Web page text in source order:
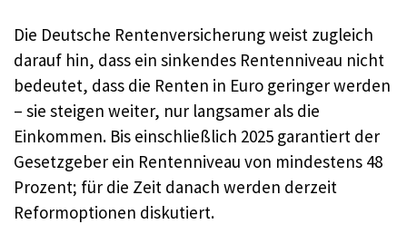
Die Deutsche Rentenversicherung weist zugleich
darauf hin, dass ein sinkendes Rentenniveau nicht
bedeutet, dass die Renten in Euro geringer werden
– sie steigen weiter, nur langsamer als die
Einkommen. Bis einschließlich 2025 garantiert der
Gesetzgeber ein Rentenniveau von mindestens 48
Prozent; für die Zeit danach werden derzeit
Reformoptionen diskutiert.